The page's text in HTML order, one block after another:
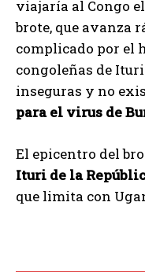
viajaría al Congo
brote, que avanza
complicado por el
congoleñas de
inseguras y no
para el virus de
El epicentro del
Ituri de la
que limita con